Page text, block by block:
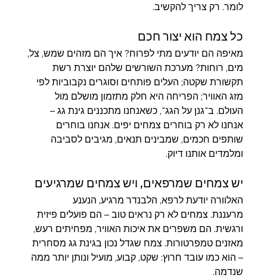
לומר. רק צריך להקשיב.
כל צמח הוא יצור חכם
מאיפה הם יודעים מתי לפרוח? איך הם מזהים שמש, צל,
מים, רוחות? מערכת השורשים שלהם יוצרת רשת
תקשורת שקטה; העלים פותחים וסוגרים נקבוביות לפי
מזג האוויר; הפריחה היא חלק מתזמון מושלם מול
העולם. ב"גנן על הגג", כשאנחנו מתכננים גינת גג –
אנחנו לא רק בוחרים צמחים יפים. אנחנו בוחרים
שותפים חכמים, שמבינים תנאים, מגיבים לסביבה
ומלמדים אותנו דיוק.
יש צמחים שמרפאים, ויש צמחים שמרגיעים
האלוורה יודעת לרפא, הלבנדר מרגיע, הנענע
מרעננת. צמחים לא רק נראים טוב – הם פועלים פיזית
ורגשית. הם משפרים את איכות האוויר, מפחיתים רעש,
מאזנים טמפרטורות. צמח שגדל נכון בגינת גג מסחרית
– הוא כמו עובד חרוץ: שקט, קבוע, מועיל ונותן יותר ממה
שנדמה.